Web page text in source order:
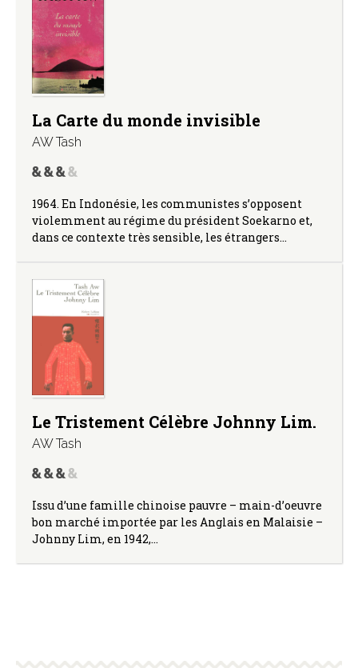
La Carte du monde invisible
AW Tash
1964. En Indonésie, les communistes s’opposent
violemment au régime du président Soekarno et,
dans ce contexte très sensible, les étrangers…
Le Tristement Célèbre Johnny Lim.
AW Tash
Issu d’une famille chinoise pauvre – main-d’oeuvre
bon marché importée par les Anglais en Malaisie –
Johnny Lim, en 1942,…